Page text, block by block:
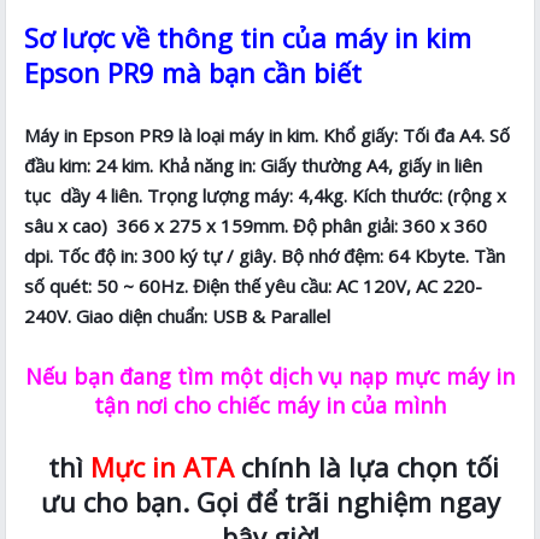
Sơ lược về thông tin của máy in kim
Epson PR9 mà bạn cần biết
Máy in Epson PR9 là loại máy in kim. Khổ giấy: Tối đa A4. Số
đầu kim: 24 kim. Khả năng in: Giấy thường A4, giấy in liên
tục dầy 4 liên. Trọng lượng máy: 4,4kg. Kích thước: (rộng x
sâu x cao) 366 x 275 x 159mm. Độ phân giải: 360 x 360
dpi. Tốc độ in: 300 ký tự / giây. Bộ nhớ đệm: 64 Kbyte. Tần
số quét: 50 ~ 60Hz. Điện thế yêu cầu: AC 120V, AC 220-
240V. Giao diện chuẩn: USB & Parallel
Nếu bạn đang tìm một dịch vụ nạp mực máy in
tận nơi cho chiếc máy in của mình
thì Mực in ATAchính là lựa chọn tối
ưu cho bạn. Gọi để trãi nghiệm ngay